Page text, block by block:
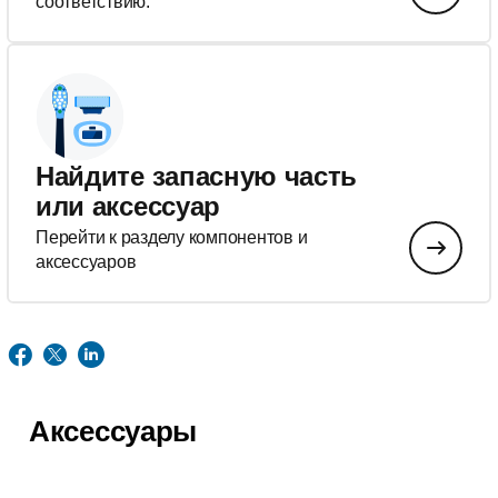
Найдите запасную часть
или аксессуар
Перейти к разделу компонентов и
аксессуаров
Аксессуары